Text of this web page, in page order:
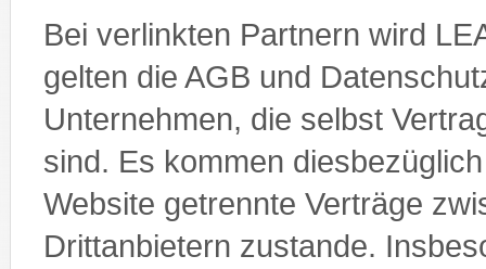
Bei verlinkten Partnern wird
gelten die AGB und
Unternehmen, die selbst
sind. Es kommen
Website getrennte Verträge
Drittanbietern zustande.